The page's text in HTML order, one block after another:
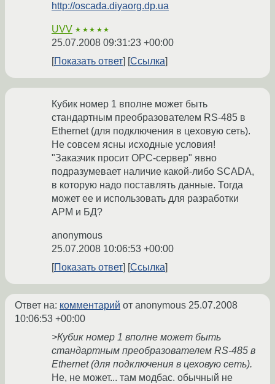
http://oscada.diyaorg.dp.ua
UVV ★★★★★
25.07.2008 09:31:23 +00:00
Показать ответ
Ссылка
Кубик номер 1 вполне может быть
стандартным преобразователем RS-485 в
Ethernet (для подключения в цеховую сеть).
Не совсем ясны исходные условия!
"Заказчик просит ОРС-сервер" явно
подразумевает наличие какой-либо SCADA,
в которую надо поставлять данные. Тогда
может ее и использовать для разработки
АРМ и БД?
anonymous
25.07.2008 10:06:53 +00:00
Показать ответ
Ссылка
Ответ на: комментарий от anonymous 25.07.2008
10:06:53 +00:00
>Кубик номер 1 вполне может быть
стандартным преобразователем RS-485 в
Ethernet (для подключения в цеховую сеть).
Не, не может... там модбас. обычный не